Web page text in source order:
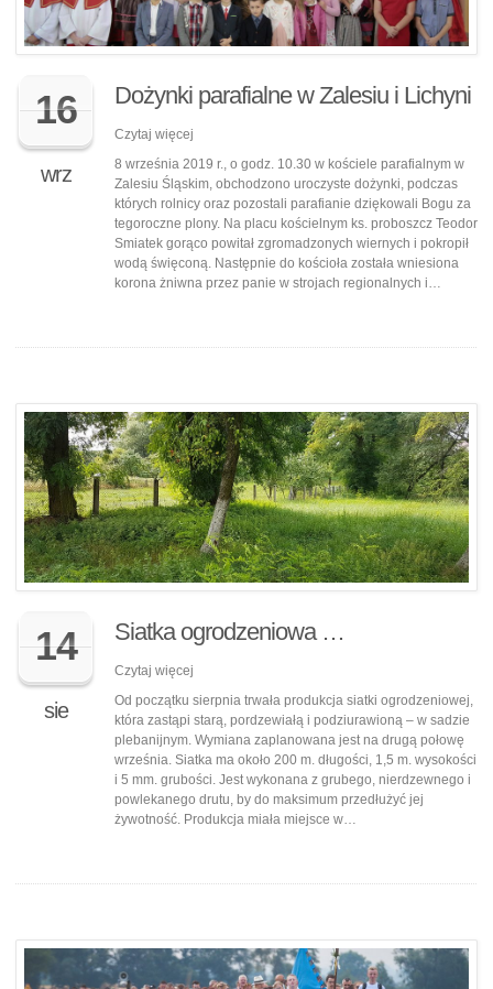
16
wrz
Dożynki parafialne w Zalesiu i Lichyni
Czytaj więcej
8 września 2019 r., o godz. 10.30 w kościele parafialnym w
Zalesiu Śląskim, obchodzono uroczyste dożynki, podczas
których rolnicy oraz pozostali parafianie dziękowali Bogu za
tegoroczne plony. Na placu kościelnym ks. proboszcz Teodor
Smiatek gorąco powitał zgromadzonych wiernych i pokropił
wodą święconą. Następnie do kościoła została wniesiona
korona żniwna przez panie w strojach regionalnych i…
14
sie
Siatka ogrodzeniowa …
Czytaj więcej
Od początku sierpnia trwała produkcja siatki ogrodzeniowej,
która zastąpi starą, pordzewiałą i podziurawioną – w sadzie
plebanijnym. Wymiana zaplanowana jest na drugą połowę
września. Siatka ma około 200 m. długości, 1,5 m. wysokości
i 5 mm. grubości. Jest wykonana z grubego, nierdzewnego i
powlekanego drutu, by do maksimum przedłużyć jej
żywotność. Produkcja miała miejsce w…